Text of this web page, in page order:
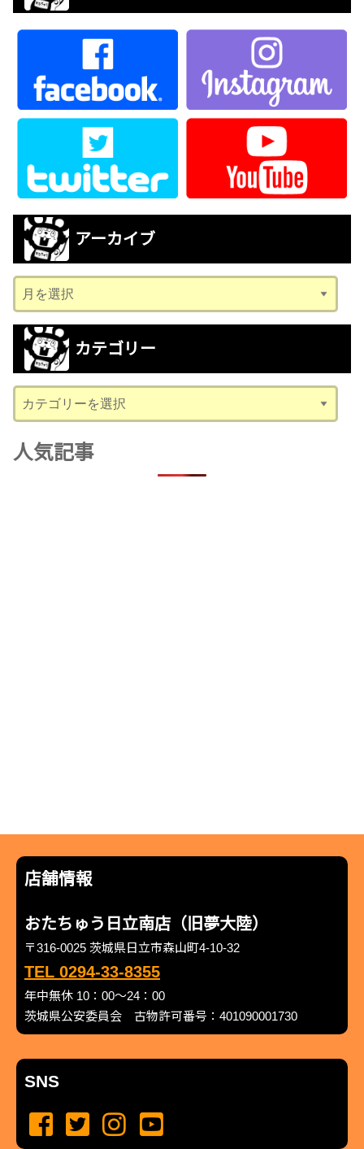
アーカイブ
ー
カ
ブ
カテゴリー
テ
ゴ
リ
人気記事
店舗情報
おたちゅう日立南店（旧夢大陸）
〒316-0025 茨城県日立市森山町4-10-32
TEL 0294-33-8355
年中無休 10：00～24：00
茨城県公安委員会 古物許可番号：401090001730
SNS